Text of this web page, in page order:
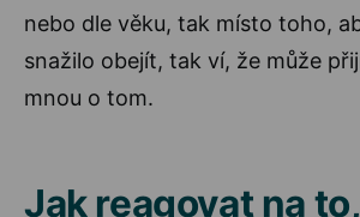
nebo dle věku, tak místo toho,
snažilo obejít, tak ví, že může
mnou o tom.
Jak reagovat na